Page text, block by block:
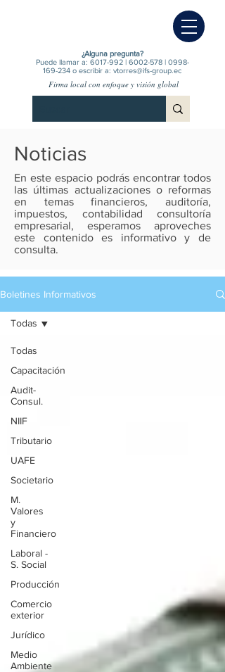
¿Alguna pregunta?
Puede llamar a: 6017-992| 6002-578| 0998-
169-234 o escribir a: vtorres@ifs-group.ec
Firma local con enfoque y visión global
Noticias
En este espacio podrás encontrar todos
las últimas actualizaciones o reformas
en temas financieros, auditoría,
impuestos, contabilidad consultoría
empresarial, esperamos aproveches
este contenido es informativo y de
consulta.
Boletines Informativos
Todas
Capacitación
Audit-
Consul.
NIIF
Tributario
UAFE
Societario
M.
Valores
y
Financiero
Laboral -
S. Social
Producción
Comercio
exterior
Jurídico
Medio
Ambiente
Todas